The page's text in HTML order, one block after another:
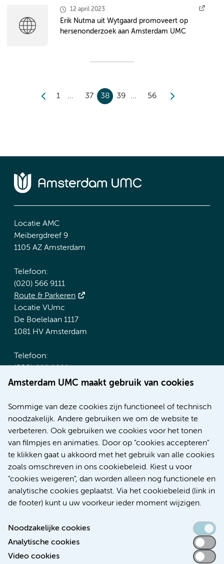
Amsterdam UMC maakt gebruik van cookies
Sommige van deze cookies zijn functioneel of technisch
noodzakelijk. Andere gebruiken we om de website te
verbeteren. Ook gebruiken we cookies voor het tonen
van filmpjes en animaties. Door op "cookies accepteren"
te klikken gaat u akkoord met het gebruik van alle cookies
zoals omschreven in ons cookiebeleid. Kiest u voor
"cookies weigeren", dan worden alleen nog functionele en
analytische cookies geplaatst. Via het cookiebeleid (link in
de footer) kunt u uw voorkeur ieder moment wijzigen.
Noodzakelijke cookies
Analytische cookies
Video cookies
12 april 2023
Erik Nutma uit Wytgaard promoveert op
hersenonderzoek aan Amsterdam UMC
1 37 38 39 56
Locatie AMC
Meibergdreef 9
1105 AZ Amsterdam
Telefoon:
(020) 566 9111
Route & Parkeren
Locatie VUmc
De Boelelaan 1117
1081 HV Amsterdam
Telefoon:
(020) 444 4444
Route & Parkeren
Meer Amsterdam UMC websites:
Werken bij Amsterdam UMC
Over Amsterdam UMC
Nieuws
Research
Educatie Locatie VUmc
Toegankelijkheidsverklaring